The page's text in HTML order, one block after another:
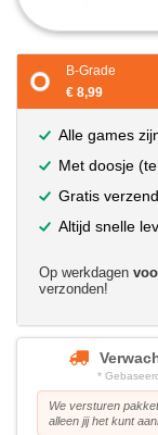
B-Grade
€ 8,99
Alle games
Met doosje
Gratis
Altijd snelle
Op werkdagen
verzonden!
*
We versturen
alleen jij het kunt